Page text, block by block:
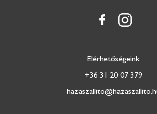
Elérhetőségeink:
+36 31 20 07 379